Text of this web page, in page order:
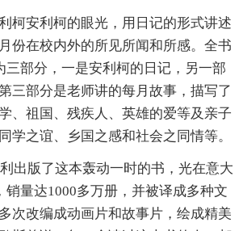
柯安利柯的眼光，用日记的形式讲述
份在校内外的所见所闻和所感。全书
三部分，一是安利柯的日记，另一部
三部分是老师讲的每月故事，描写了
、祖国、残疾人、英雄的爱等及亲子
学之谊、乡国之感和社会之同情等。
出版了这本轰动一时的书，光在意大
销量达1000多万册，并被译成多种文
次改编成动画片和故事片，绘成精美